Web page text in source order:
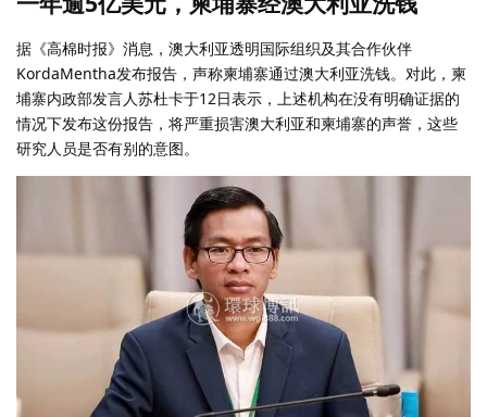
据《高棉时报》消息，澳大利亚透明国际组织及其合作伙伴
KordaMentha发布报告，声称柬埔寨通过澳大利亚洗钱。对此，柬
埔寨内政部发言人苏杜卡于12日表示，上述机构在没有明确证据的
情况下发布这份报告，将严重损害澳大利亚和柬埔寨的声誉，这些
研究人员是否有别的意图。